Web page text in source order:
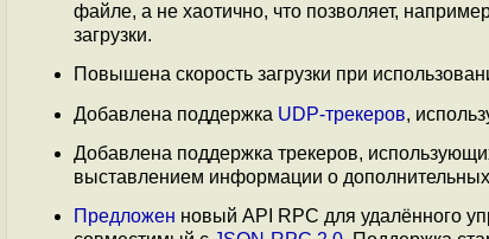
файле, а не хаотично, что позволяет,
загрузки.
Повышена скорость загрузки при
Добавлена поддержка UDP-трекеров,
Добавлена поддержка трекеров,
выставлением информации о
Предложен новый API RPC для удалённого